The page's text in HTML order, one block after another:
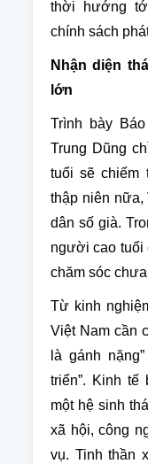
thời hướng
chính sách
Nhận diện
lớn
Trình bày
Trung Dũng
tuổi sẽ chiếm
thập niên nữa,
dân số già.
người cao tuổi
chăm sóc
Từ kinh
Việt Nam cần
là gánh
triển”. Kinh
một hệ sinh
xã hội, công
vụ. Tinh thần